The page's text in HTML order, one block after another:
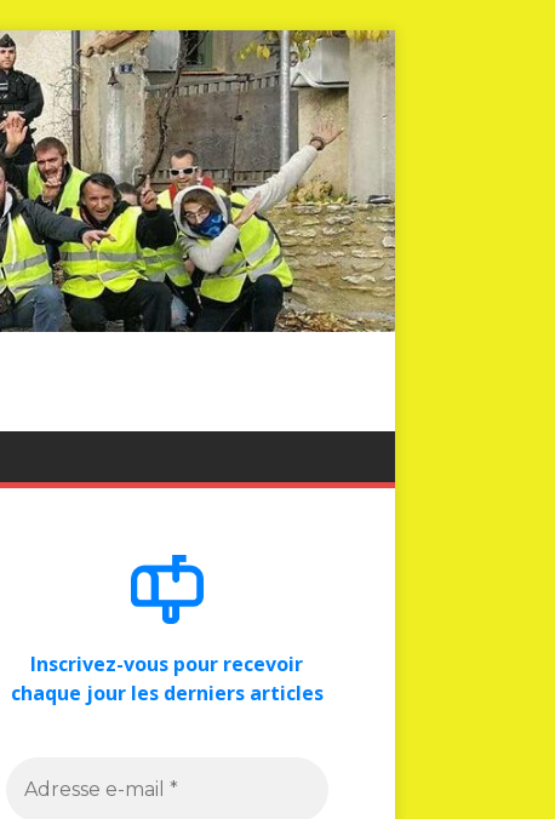
Inscrivez-vous pour recevoir
chaque jour les derniers articles